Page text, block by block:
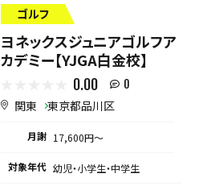
ゴルフ
ヨネックスジュニアゴルフア
カデミー【YJGA白金校】
0.00 0
関東 東京都品川区
月謝 17,600円〜
対象年代 幼児・小学生・中学生